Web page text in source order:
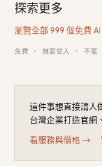
探索更多
瀏覽全部 999 個免費
免費 · 無需登入 · 不需
這件事想直接請人
台灣企業打造官網
看服務與價格→